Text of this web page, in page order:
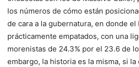
los números de cómo están
de cara a la gubernatura, en donde el
prácticamente empatados, con una
morenistas de 24.3% por el 23.6 de
embargo, la historia es la misma, si la